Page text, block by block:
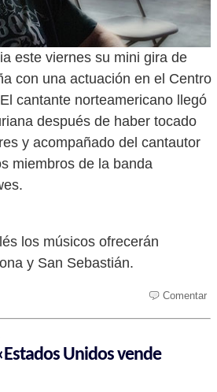
este viernes su mini gira de
con una actuación en el Centro
cantante norteamericano llegó
después de haber tocado
y acompañado del cantautor
miembros de la banda
los músicos ofrecerán
y San Sebastián.
Comentar
Unidos vende